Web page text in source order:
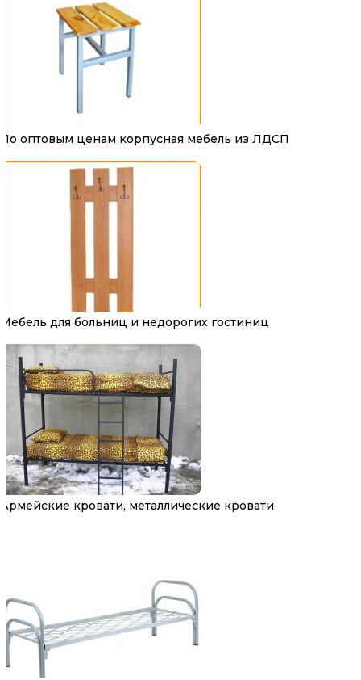
По оптовым ценам корпусная мебель из ЛДСП
Мебель для больниц и недорогих гостиниц
Армейские кровати, металлические кровати